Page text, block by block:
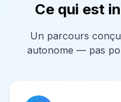
Ce qui est
Un parcours
autonome — pas